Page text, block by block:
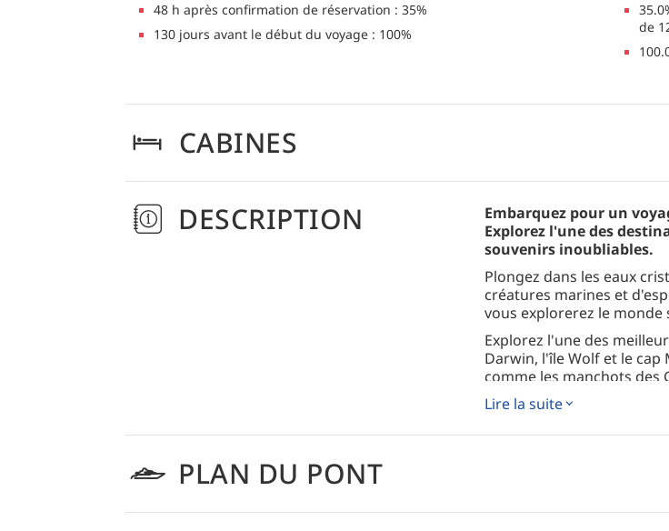
48 h après confirmation de réservation : 35%
130 jours avant le début du voyage : 100%
de
CABINES
DESCRIPTION
Embarquez pour un
Explorez l'une des
souvenirs inoubliables.
Plongez dans les eaux
créatures marines et
vous explorerez le
Explorez l'une des
Darwin, l'île Wolf et le
comme les manchots des
pélagiques et de poissons.
chacune équipée de la
aménagement bien
couverte : un lieu
Lire la suite
PLAN DU PONT